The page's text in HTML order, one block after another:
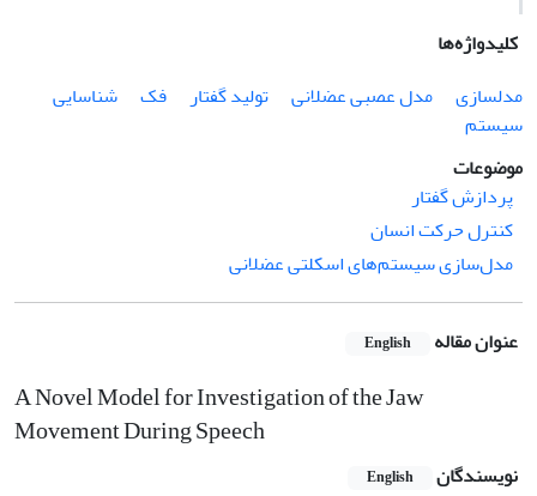
کلیدواژه‌ها
مدلسازی
مدل عصبی عضلانی تولید گفتار فک
شناسایی
سیستم
موضوعات
پردازش گفتار
کنترل حرکت انسان
مدل‌سازی سیستم‌های اسکلتی عضلانی
عنوان مقاله English
A Novel Model for Investigation of the Jaw
Movement During Speech
نویسندگان English